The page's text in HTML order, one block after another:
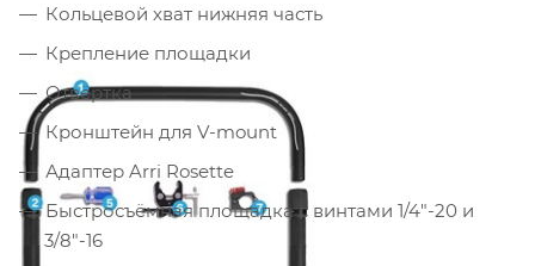
Кольцевой хват нижняя часть
Крепление площадки
Отвёртка
Кронштейн для V-mount
Адаптер Arri Rosette
Быстросъёмная площадка с винтами 1/4"-20 и
3/8"-16